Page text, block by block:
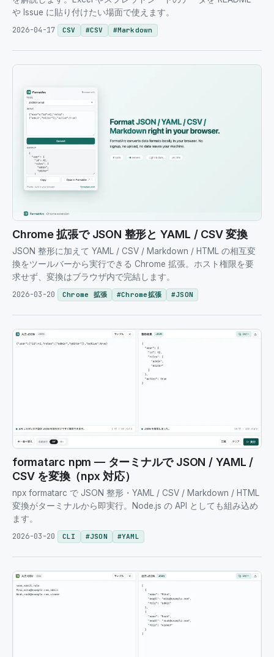
や Issue に貼り付けたい場面で使えます。
2026-04-17
CSV #CSV #Markdown
Chrome 拡張で JSON 整形と YAML / CSV 変換
JSON 整形に加えて YAML / CSV / Markdown / HTML の相互変
換をツールバーから実行できる Chrome 拡張。ホスト権限を要
求せず、変換はブラウザ内で完結します。
2026-03-20
Chrome 拡張 #Chrome拡張 #JSON
formatarc npm — ターミナルで JSON / YAML /
CSV を変換（npx 対応）
npx formatarc で JSON 整形・YAML / CSV / Markdown / HTML
変換がターミナルから即実行。Node.js の API としても組み込め
ます。
2026-03-20
CLI #JSON #YAML